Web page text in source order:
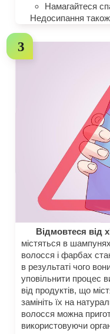
Намагайтеся
Недосипання
Відмовтеся від
містяться в
волосся і фарбах
в результаті чого
уповільнити процес
від продуктів, що
замініть їх на
волосся можна
використовуючи